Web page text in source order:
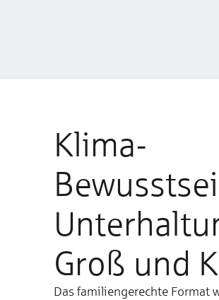
Klima-
Groß und
Das familiengerechte Format